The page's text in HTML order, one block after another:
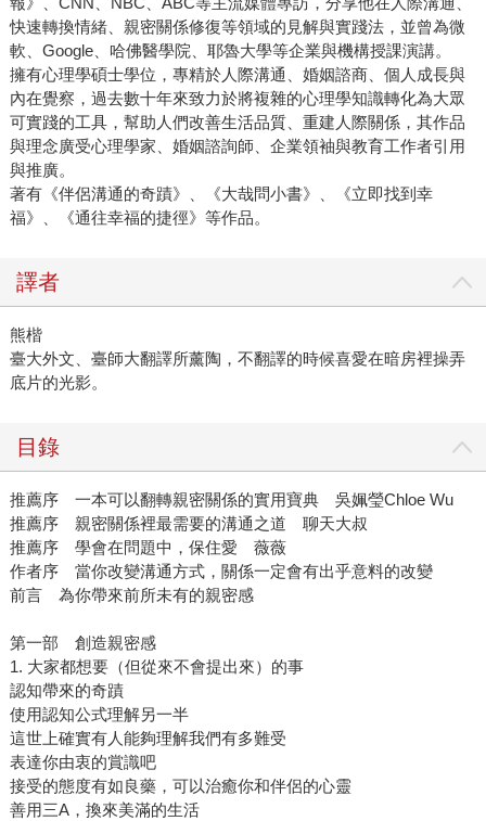
快速轉換情緒、親密關係修復等領域的見解與實踐法，並曾為微
軟、Google、哈佛醫學院、耶魯大學等企業與機構授課演講。
擁有心理學碩士學位，專精於人際溝通、婚姻諮商、個人成長與
內在覺察，過去數十年來致力於將複雜的心理學知識轉化為大眾
可實踐的工具，幫助人們改善生活品質、重建人際關係，其作品
與理念廣受心理學家、婚姻諮詢師、企業領袖與教育工作者引用
與推廣。
著有《伴侶溝通的奇蹟》、《大哉問小書》、《立即找到幸
福》、《通往幸福的捷徑》等作品。
譯者
熊楷
臺大外文、臺師大翻譯所薰陶，不翻譯的時候喜愛在暗房裡操弄
底片的光影。
目錄
推薦序 一本可以翻轉親密關係的實用寶典 吳姵瑩Chloe Wu
推薦序 親密關係裡最需要的溝通之道 聊天大叔
推薦序 學會在問題中，保住愛 薇薇
作者序 當你改變溝通方式，關係一定會有出乎意料的改變
前言 為你帶來前所未有的親密感
第一部 創造親密感
1. 大家都想要（但從來不會提出來）的事
認知帶來的奇蹟
使用認知公式理解另一半
這世上確實有人能夠理解我們有多難受
表達你由衷的賞識吧
接受的態度有如良藥，可以治癒你和伴侶的心靈
善用三A，換來美滿的生活